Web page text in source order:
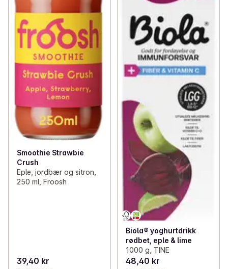
Smoothie Strawbie
Crush
Eple, jordbær og sitron,
250 ml, Froosh
39,40 kr
Biola® yoghurtdrikk
rødbet, eple & lime
1000 g, TINE
48,40 kr